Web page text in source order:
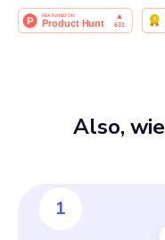
Also, wie
1